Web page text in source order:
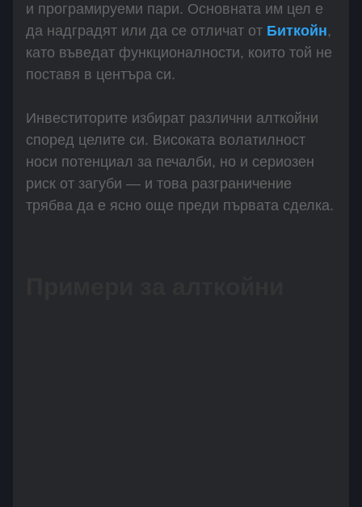
и програмируеми пари. Основната им цел е
да надградят или да се отличат от Биткойн,
като въведат функционалности, които той не
поставя в центъра си.
Инвеститорите избират различни алткойни
според целите си. Високата волатилност
носи потенциал за печалби, но и сериозен
риск от загуби — и това разграничение
трябва да е ясно още преди първата сделка.